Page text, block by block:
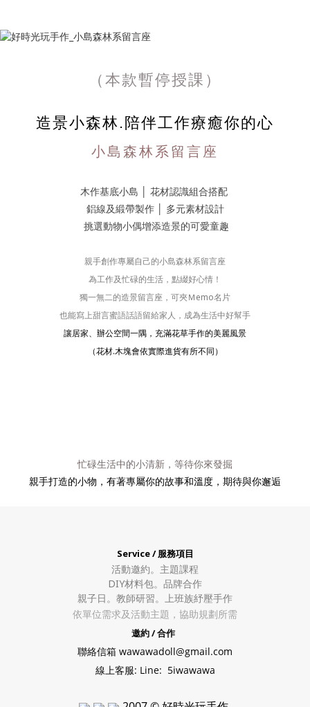
（本款暫停授課）
造景小森林.陪伴工作療癒你的心
小島森林系留言座
木作基底小島
花材認識組合搭配
鋁線及緞帶製作
多元素材設計
挑選動物小偶增添造景的可愛童趣
親手創作專屬自己的小島森林系留言座
為工作及忙碌的生活，點綴好心情！
獨一無二的造景留言座，可夾Ｍemo名片
也能寫上甜言蜜語話語留給家人，成為生活中好幫手
讓居家、辦公空間一隅，充滿花草手作的美麗風景
（花材.木塊會依實際進貨有所不同）
忙碌生活中的小清新，等待你來發掘
親手打造的小物，有著專屬你的故事和溫度，期待與你邂逅
Service / 服務項目
活動邀約。 主題課程
DIY材料包。 品牌合作
親子日。教師研習。上班族紓壓手作
依單位需求及活動主題，協助規劃所需
邀約 / 合作
聯絡信箱 wawawadoll@gmail.com
線上客服: Line: 5iwawawa